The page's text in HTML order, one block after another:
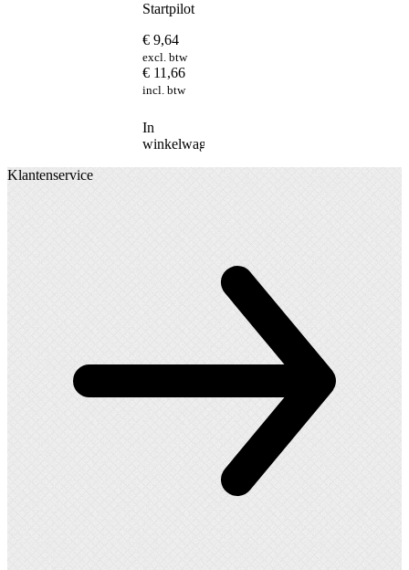
Startpilot
€ 9,64
excl. btw
€ 11,66
incl. btw
In
winkelwagen
Klantenservice